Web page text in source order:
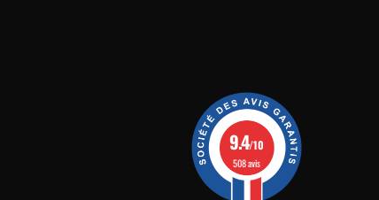
9.4/10
508 avis